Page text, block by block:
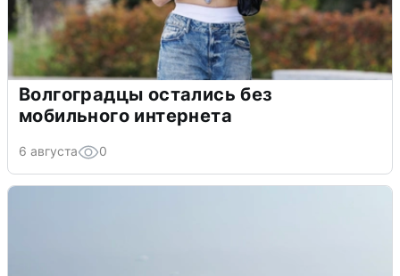
Волгоградцы остались без
мобильного интернета
6 августа 0